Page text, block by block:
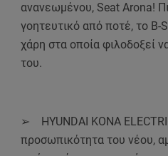
ανανεωμένου, Seat Arona!
γοητευτικό από ποτέ, το Β-
χάρη στα οποία φιλοδοξεί
του.
➢ HYUNDAI KONA
προσωπικότητα του νέου,